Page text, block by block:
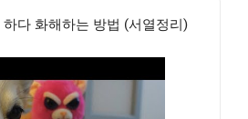
다 화해하는 방법 (서열정리)